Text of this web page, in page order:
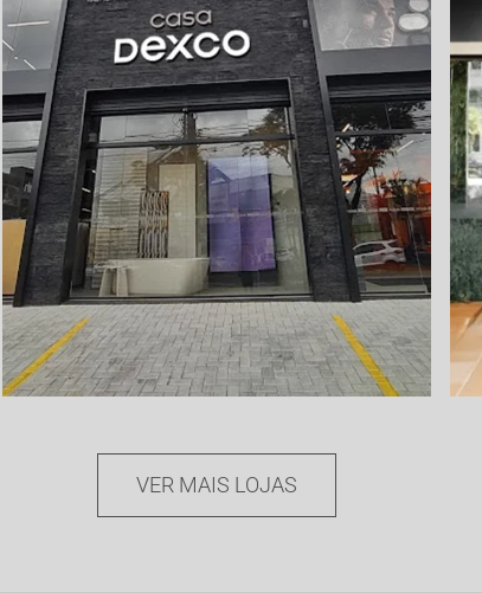
VER MAIS LOJAS